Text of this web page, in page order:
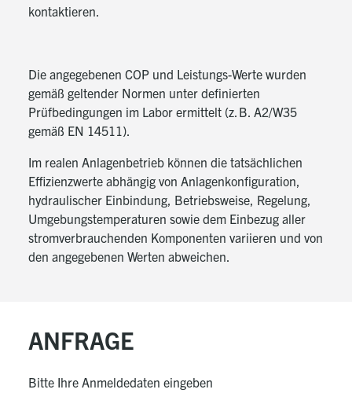
Regelungskonzept bis zu 3 Heizkreise (2x gemischt,
einer zuästzlichen Klimaanlage
Estrich-Ausheizung per Standard- oder
Individualprogramm
Zirkulationspumpenansteuerung über
Inbetriebnahme-Assistent für einfache und schnelle
IB
Online-Aufschaltung für komfortable und
einfache Bedienung per App oder Webbrowser
kontaktieren.
Die angegebenen COP und Leistungs-Werte wurden
gemäß geltender Normen unter definierten
Prüfbedingungen im Labor ermittelt (z. B. A2/W35
gemäß EN 14511).
Im realen Anlagenbetrieb können die tatsächlichen
Effizienzwerte abhängig von Anlagenkonfiguration,
hydraulischer Einbindung, Betriebsweise, Regelung,
Umgebungstemperaturen sowie dem Einbezug aller
stromverbrauchenden Komponenten variieren und von
den angegebenen Werten abweichen.
ANFRAGE
Bitte Ihre Anmeldedaten eingeben